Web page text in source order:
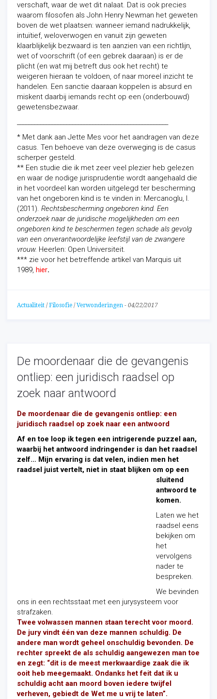
verschaft, waar de wet dit nalaat. Dat is ook precies
waarom filosofen als John Henry Newman het geweten
boven de wet plaatsen: wanneer iemand nadrukkelijk,
intuïtief, weloverwogen en vanuit zijn geweten
klaarblijkelijk bezwaard is ten aanzien van een richtlijn,
wet of voorschrift (of een gebrek daaraan) is er de
plicht (en wat mij betreft dus ook het recht) te
weigeren hieraan te voldoen, of naar moreel inzicht te
handelen. Een sanctie daaraan koppelen is absurd en
miskent daarbij iemands recht op een (onderbouwd)
gewetensbezwaar.
* Met dank aan Jette Mes voor het aandragen van deze
casus. Ten behoeve van deze overweging is de casus
scherper gesteld.
** Een studie die ik met zeer veel plezier heb gelezen
en waar de nodige jurisprudentie wordt aangehaald die
in het voordeel kan worden uitgelegd ter bescherming
van het ongeboren kind is te vinden in: Mercanoglu, I.
(2011). Rechtsbescherming ongeboren kind. Een
onderzoek naar de juridische mogelijkheden om een
ongeboren kind te beschermen tegen schade als gevolg
van een onverantwoordelijke leefstijl van de zwangere
vrouw. Heerlen: Open Universiteit.
*** zie voor het betreffende artikel van Marquis uit
1989, hier.
Actualiteit / Filosofie / Verwonderingen - 04/22/2017
De moordenaar die de gevangenis
ontliep: een juridisch raadsel op
zoek naar antwoord
De moordenaar die de gevangenis ontliep: een
juridisch raadsel op zoek naar een antwoord
Af en toe loop ik tegen een intrigerende puzzel aan,
waarbij het antwoord indringender is dan het raadsel
zelf… Mijn ervaring is dat velen, indien men het
raadsel juist vertelt, niet in staat blijken om op een
sluitend
antwoord te
komen.
Laten we het
raadsel eens
bekijken om
het
vervolgens
nader te
bespreken.
We bevinden
ons in een rechtsstaat met een jurysysteem voor
strafzaken.
Twee volwassen mannen staan terecht voor moord.
De jury vindt één van deze mannen schuldig. De
andere man wordt geheel onschuldig bevonden. De
rechter spreekt de als schuldig aangewezen man toe
en zegt: “dit is de meest merkwaardige zaak die ik
ooit heb meegemaakt. Ondanks het feit dat ik u
schuldig acht aan moord boven iedere twijfel
verheven, gebiedt de Wet me u vrij te laten”.